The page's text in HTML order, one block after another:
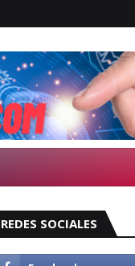
REDES SOCIALES